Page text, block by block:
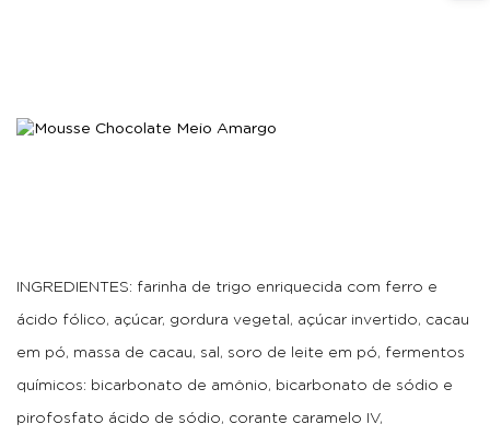
INGREDIENTES: farinha de trigo enriquecida com ferro e
ácido fólico, açúcar, gordura vegetal, açúcar invertido, cacau
em pó, massa de cacau, sal, soro de leite em pó, fermentos
químicos: bicarbonato de amônio, bicarbonato de sódio e
pirofosfato ácido de sódio, corante caramelo IV,